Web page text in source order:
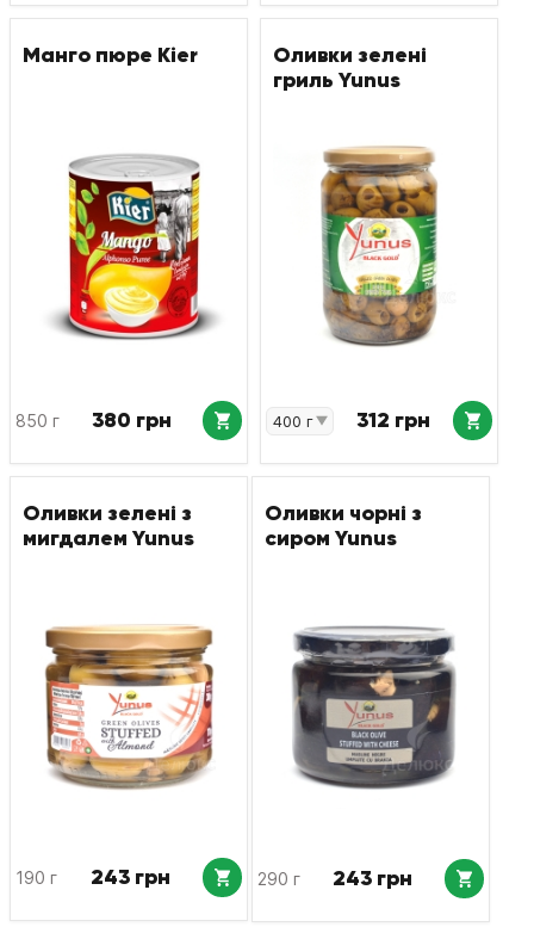
Манго пюре Kier
850 г 380 грн
Оливки зелені
гриль Yunus
312 грн
Оливки зелені з
мигдалем Yunus
190 г 243 грн
Оливки чорні з
сиром Yunus
290 г 243 грн